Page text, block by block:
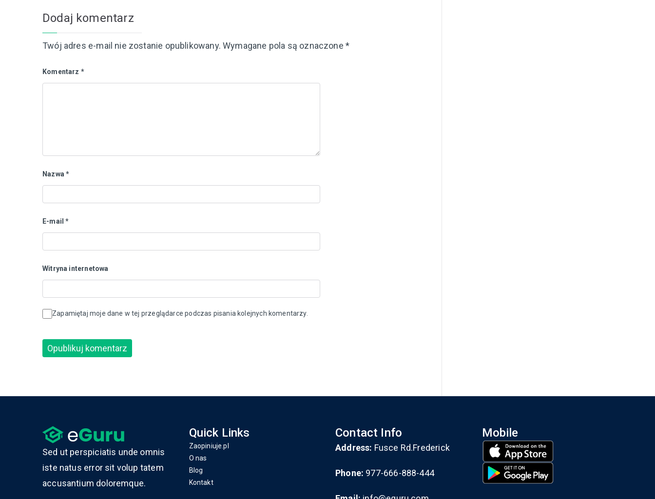
Dodaj komentarz
Twój adres e-mail nie zostanie opublikowany. Wymagane pola są oznaczone *
Komentarz *
Nazwa*
E-mail*
Witryna internetowa
Zapamiętaj moje dane w tej przeglądarce podczas pisania kolejnych komentarzy.
Sed ut perspiciatis unde omnis
iste natus error sit volup tatem
accusantium doloremque.
Quick Links
Zaopiniuje.pl
O nas
Blog
Kontakt
Contact Info
Address: Fusce Rd.Frederick
Phone: 977-666-888-444
Mobile